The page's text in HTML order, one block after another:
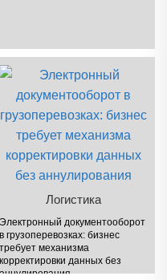
Логистика
Электронный документооборот
в грузоперевозках: бизнес
требует механизма
корректировки данных без
аннулирования